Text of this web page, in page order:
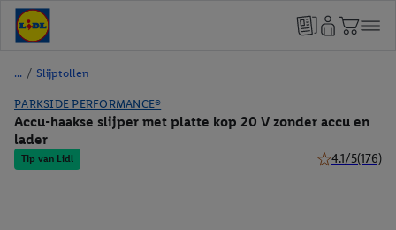
/ Slijptollen
PARKSIDE PERFORMANCE®
Accu-haakse slijper met platte kop 20 V zonder accu en
lader
Tip van Lidl 4.1/5(176)